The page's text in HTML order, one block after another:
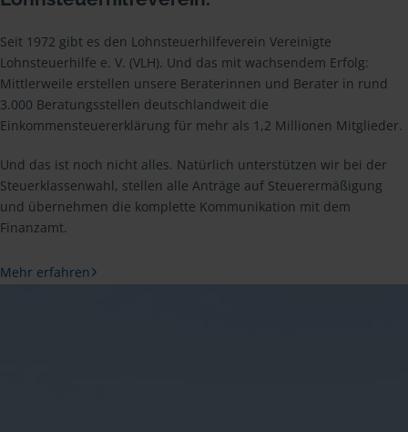
Seit 1972 gibt es den Lohnsteuerhilfeverein Vereinigte
Lohnsteuerhilfe e. V. (VLH). Und das mit wachsendem Erfolg:
Mittlerweile erstellen unsere Beraterinnen und Berater in rund
3.000 Beratungsstellen deutschlandweit die
Einkommensteuererklärung für mehr als 1,2 Millionen Mitglieder.
Und das ist noch nicht alles. Natürlich unterstützen wir bei der
Steuerklassenwahl, stellen alle Anträge auf Steuerermäßigung
und übernehmen die komplette Kommunikation mit dem
Finanzamt.
Mehr erfahren